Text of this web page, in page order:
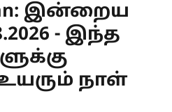
இன்றைய
- இந்த
நாள்